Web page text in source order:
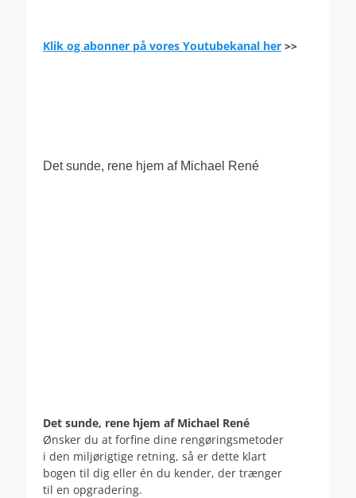
Klik og abonner på vores Youtubekanal her >>
Det sunde, rene hjem af Michael René
Det sunde, rene hjem af Michael René
Ønsker du at forfine dine rengøringsmetoder
i den miljørigtige retning, så er dette klart
bogen til dig eller én du kender, der trænger
til en opgradering.